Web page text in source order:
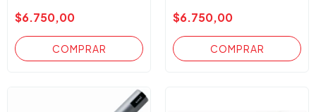
$6.750,00 $6.750,00